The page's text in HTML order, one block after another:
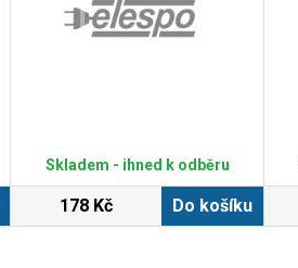
Skladem - ihned k odběru
178 Kč Do košíku